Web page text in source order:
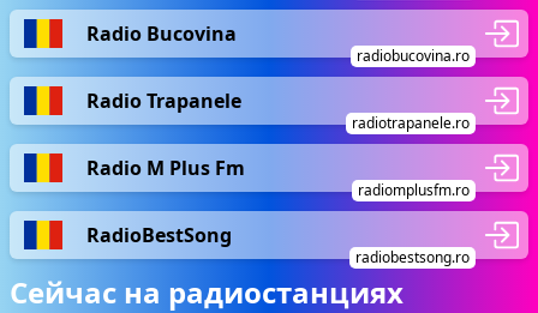
Radio Bucovina
radiobucovina.ro
Radio Trapanele
radiotrapanele.ro
Radio M Plus Fm
radiomplusfm.ro
RadioBestSong
radiobestsong.ro
Сейчас на радиостанциях